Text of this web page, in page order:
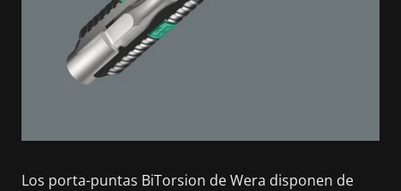
Los porta-puntas BiTorsion de Wera disponen de